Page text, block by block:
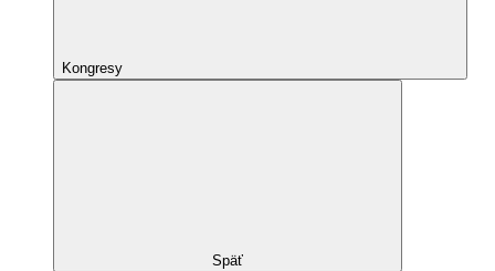
Kongresy
Späť